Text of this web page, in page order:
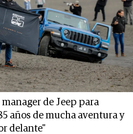
de Jeep para
años de mucha aventura y
delante"